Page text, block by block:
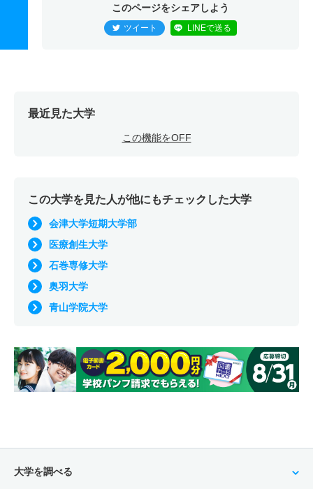
このページをシェアしよう
ツイート LINEで送る
最近見た大学
この機能をOFF
この大学を見た人が他にもチェックした大学
会津大学短期大学部
医療創生大学
石巻専修大学
奥羽大学
青山学院大学
大学を調べる